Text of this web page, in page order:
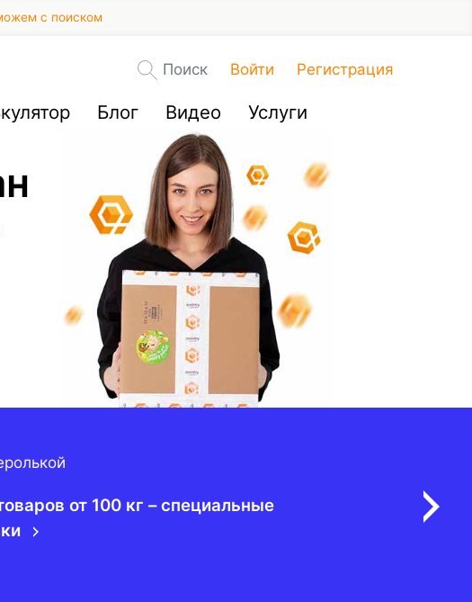
с поиском
Поиск Войти Регистрация
Блог Видео Услуги
от 100 кг – специальные